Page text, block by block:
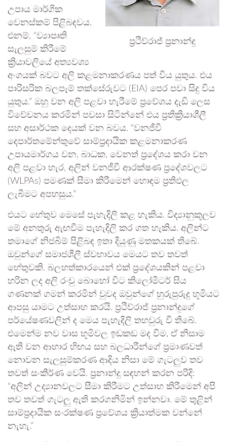
ප්‍රථිව්රාජ් ප්‍රනාන්දු
උපාය මාර්ගික
වෙනස්කම් පිළිබඳවය.
එනම්, “ව්‍යාපෘති
සැලසුම් කිරීමේ
ක්‍රියාවලියේ අත්‍යවශ්‍ය
අංගයක් බවට අලි කළමනාකරණය පත් විය යුතුය. එය
පාරිසරික බලපෑම් තක්සේරුවට (EIA) පෙර පවා සිදු විය
යුතුය.” ඔහු වන අලි පළවා හැරීමේ ප්‍රවේශය දැඩි ලෙස
විවේචනය කරමින් පවසා සිටින්නේ එය ප්‍රතික්‍රියාශීලී
සහ අසාර්ථක දෙයක් වන බවය. “වනජීවී
දෙපාර්තමේන්තුවේ සාම්ප්‍රදායික කළමනාකරණ
උපායමාර්ගය වන, බාධක, වෙනත් ප්‍රදේශය කරා වන
අලි පළවා හැර, අලින් වනජීවී ආරක්ෂණ ප්‍රදේශවලට
(WLPAs) පමණක් සීමා කිරීමෙන් හොඳම ප්‍රතිඵල
ලැබීමට අපහසුය.”
එයට හේතුව මෙසේ පැහැදිලි කළ හැකිය. විද්‍යානුකූලව
මේ අනතුරු ඇඟවීම පැහැදිලි කර ගත හැකිය. අලින්ට
තමාගේ නිජබිම් පිළිබඳ ඉතා දියුණු මතකයක් තිබේ.
ඔවුන්ගේ සමාජශීලී ස්වභාවය මෙයට තව තවත්
හේතුවකි. බලහත්කාරයෙන් එක් ප්‍රදේශයකින් පළවා
හරින ලද අලි රංචු බොහෝ විට කිලෝමීටර් සිය
ගණනක් ගමන් කරමින් වුවද ඔවුන්ගේ හුරුපුරුදු භූමියට
ආපසු යාමට උත්සාහ කරයි. ප්‍රථිව්රාජ් ප්‍රනාන්දුගේ
පර්යේෂණවලින් ද මෙය පැහැදිලි තහවුරු වී තිබේ.
එමෙන්ම නව වාස භූමිවල ඉඩකඩ මද වීම, ඒ නිසාම
ඇති වන ආහාර හිඟය සහ බලධාරීන්ගේ ප්‍රමාණවත්
නොවන සැලසුම්කරණ ආදිය නිසා මේ ගැටලුව තව
තවත් සංකීර්ණ වෙයි. ප්‍රනාන්දු සඳහන් කරන පරිදි:
“අලින් උද්‍යානවලට සීමා කිරීමට උත්සාහ කිරීමෙන් අපි
තව තවත් ගැටලු ඇති කරගනිමින් ඉන්නවා. මේ තුළින්
සාම්ප්‍රදායික සංරක්ෂණ ප්‍රවේශය ක්‍රියාත්මක වන්නේ
නැහැ.”